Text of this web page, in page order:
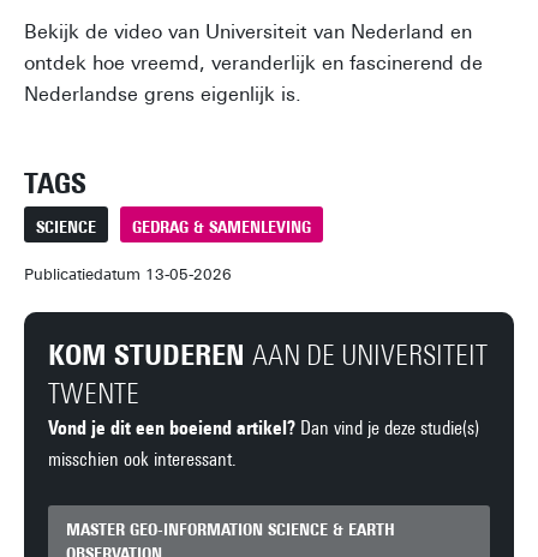
Bekijk de video van Universiteit van Nederland en
ontdek hoe vreemd, veranderlijk en fascinerend de
Nederlandse grens eigenlijk is.
TAGS
SCIENCE GEDRAG & SAMENLEVING
Publicatiedatum 13-05-2026
KOM STUDEREN AAN DE UNIVERSITEIT
TWENTE
Vond je dit een boeiend artikel? Dan vind je deze studie(s)
misschien ook interessant.
MASTER GEO-INFORMATION SCIENCE & EARTH